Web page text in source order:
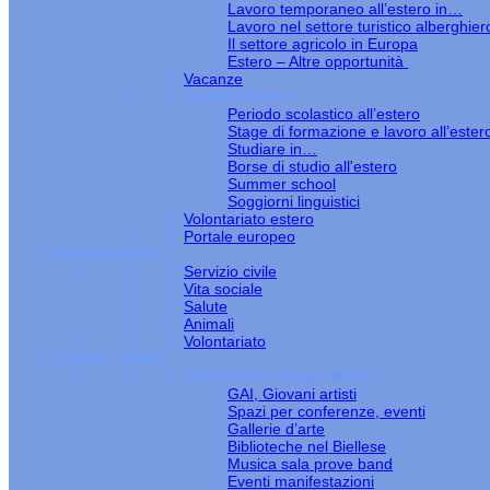
Lavoro temporaneo all’estero in…
Lavoro nel settore turistico
Il settore agricolo in Europa
Estero – Altre opportunità
Vacanze
Studiare estero
Periodo scolastico all’estero
Stage di formazione e lavoro
Studiare in…
Borse di studio all'estero
Summer school
Soggiorni linguistici
Volontariato estero
Portale europeo
VOLONTARIATO
Servizio civile
Vita sociale
Salute
Animali
Volontariato
TEMPO LIBERO
Cultura arte e tempo libero
GAI, Giovani artisti
Spazi per conferenze, eventi
Gallerie d’arte
Biblioteche nel Biellese
Musica sala prove band
Eventi manifestazioni